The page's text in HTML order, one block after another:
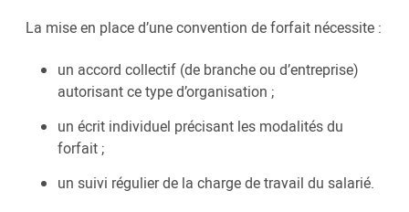
La mise en place d’une convention de forfait nécessite :
un accord collectif (de branche ou d’entreprise)
autorisant ce type d’organisation ;
un écrit individuel précisant les modalités du
forfait ;
un suivi régulier de la charge de travail du salarié.